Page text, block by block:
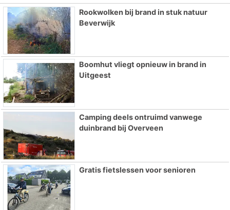
Rookwolken bij brand in stuk natuur
Beverwijk
Boomhut vliegt opnieuw in brand in
Uitgeest
Camping deels ontruimd vanwege
duinbrand bij Overveen
Gratis fietslessen voor senioren